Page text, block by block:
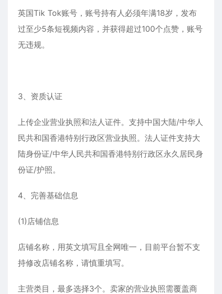
英国Tik Tok账号，账号持有人必须年满18岁，发布
过至少5条短视频内容，并获得超过100个点赞，账号
无违规。
3、资质认证
上传企业营业执照和法人证件。支持中国大陆/中华人
民共和国香港特别行政区营业执照。法人证件支持大
陆身份证/中华人民共和国香港特别行政区永久居民身
份证/护照。
4、完善基础信息
(1)店铺信息
店铺名称，用英文填写且全网唯一，目前平台暂不支
持修改店铺名称，请慎重填写。
主营类目，最多选择3个。卖家的营业执照需覆盖商